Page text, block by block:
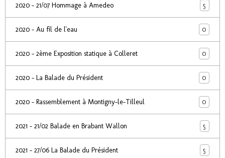
2020 - 21/07 Hommage à Amedeo 5
2020 - Au fil de l'eau 0
2020 - 2ème Exposition statique à Colleret 0
2020 - La Balade du Président 0
2020 - Rassemblement à Montigny-le-Tilleul 0
2021 - 21/02 Balade en Brabant Wallon 5
2021 - 27/06 La Balade du Président 5